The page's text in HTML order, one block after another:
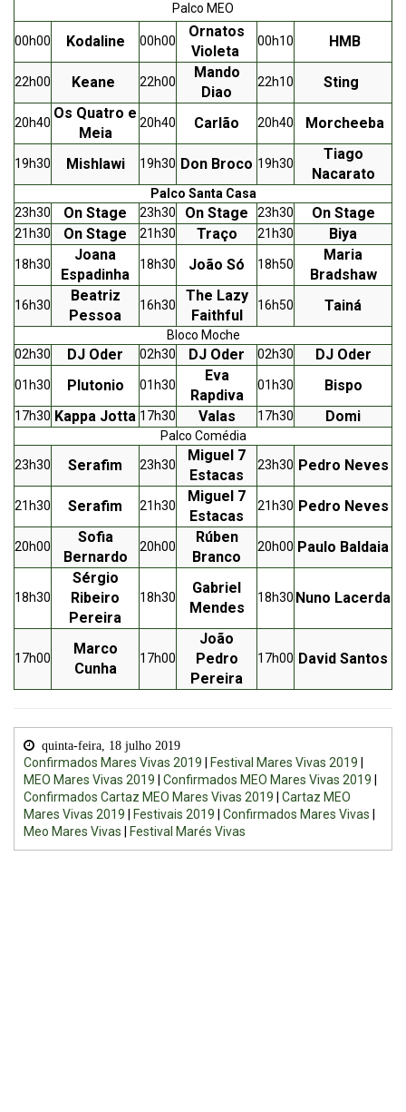
Palco MEO
00h00 Kodaline 00h00
Ornatos
Violeta
00h10 HMB
22h00 Keane 22h00
Mando
Diao
22h10 Sting
20h40
Os Quatro e
Meia
20h40 Carlão 20h40 Morcheeba
19h30 Mishlawi 19h30 Don Broco 19h30
Tiago
Nacarato
Palco Santa Casa
23h30
On Stage 23h30 On Stage 23h30 On Stage
21h30 On Stage 21h30 Traço 21h30 Biya
18h30
Joana
Espadinha
18h30 João Só 18h50
Maria
Bradshaw
16h30
Beatriz
Pessoa
16h30
The Lazy
Faithful
16h50 Tainá
Bloco Moche
02h30
DJ Oder 02h30 DJ Oder 02h30 DJ Oder
01h30 Plutonio 01h30
Eva
Rapdiva
01h30 Bispo
17h30 Kappa Jotta 17h30 Valas 17h30 Domi
Palco Comédia
23h30
Serafim 23h30
Miguel 7
Estacas
23h30 Pedro Neves
21h30 Serafim 21h30
Miguel 7
Estacas
21h30 Pedro Neves
20h00
Sofia
Bernardo
20h00
Rúben
Branco
20h00 Paulo Baldaia
18h30
Sérgio
Ribeiro
Pereira
18h30
Gabriel
Mendes
18h30 Nuno Lacerda
17h00
Marco
Cunha
17h00
João
Pedro
Pereira
17h00 David Santos
quinta-feira, 18 julho 2019
Confirmados Mares Vivas 2019 Festival Mares Vivas 2019
MEO Mares Vivas 2019
Confirmados MEO Mares Vivas 2019
Confirmados Cartaz MEO Mares Vivas 2019
Cartaz MEO
Mares Vivas 2019
Festivais 2019 Confirmados Mares Vivas
Meo Mares Vivas
Festival Marés Vivas